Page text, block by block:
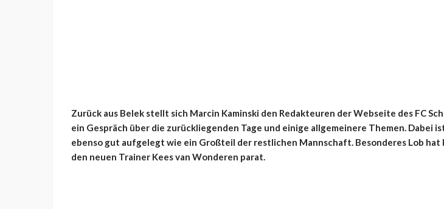
Zurück aus Belek stellt sich Marcin Kaminski den Redakteuren der Webseite des FC
ein Gespräch über die zurückliegenden Tage und einige allgemeinere Themen. Dabei
ebenso gut aufgelegt wie ein Großteil der restlichen Mannschaft. Besonderes Lob hat
den neuen Trainer Kees van Wonderen parat.